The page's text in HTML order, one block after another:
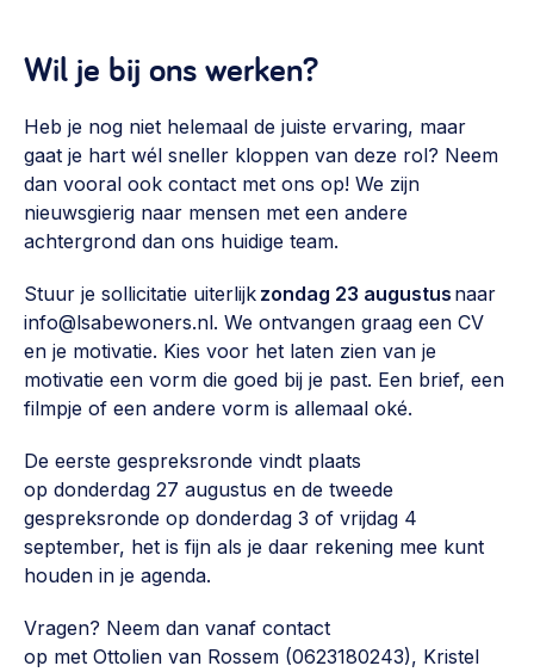
Wil je bij ons werken?
Heb je nog niet helemaal de juiste ervaring, maar
gaat je hart wél sneller kloppen van deze rol? Neem
dan vooral ook contact met ons op! We zijn
nieuwsgierig naar mensen met een andere
achtergrond dan ons huidige team.
Stuur je sollicitatie uiterlijk zondag 23 augustus naar
info@lsabewoners.nl. We ontvangen graag een CV
en je motivatie. Kies voor het laten zien van je
motivatie een vorm die goed bij je past. Een brief, een
filmpje of een andere vorm is allemaal oké.
De eerste gespreksronde vindt plaats
op donderdag 27 augustus en de tweede
gespreksronde op donderdag 3 of vrijdag 4
september, het is fijn als je daar rekening mee kunt
houden in je agenda.
Vragen? Neem dan vanaf contact
op met Ottolien van Rossem (0623180243), Kristel